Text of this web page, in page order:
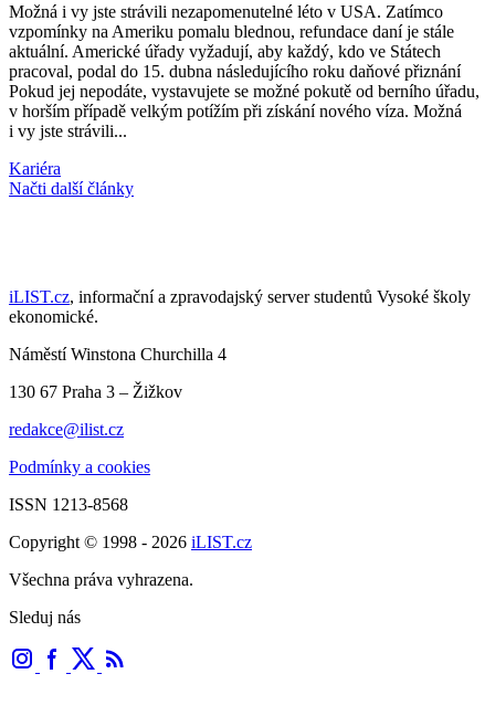
Možná i vy jste strávili nezapomenutelné léto v USA. Zatímco
vzpomínky na Ameriku pomalu blednou, refundace daní je stále
aktuální. Americké úřady vyžadují, aby každý, kdo ve Státech
pracoval, podal do 15. dubna následujícího roku daňové přiznání
Pokud jej nepodáte, vystavujete se možné pokutě od berního úřadu,
v horším případě velkým potížím při získání nového víza. Možná
i vy jste strávili...
Kariéra
Načti další články
iLIST.cz, informační a zpravodajský server studentů Vysoké školy
ekonomické.
Náměstí Winstona Churchilla 4
130 67 Praha 3 – Žižkov
redakce@ilist.cz
Podmínky a cookies
ISSN 1213-8568
Copyright © 1998 - 2026 iLIST.cz
Všechna práva vyhrazena.
Sleduj nás